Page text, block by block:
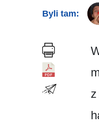
Byli tam: